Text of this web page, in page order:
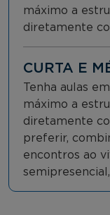
máximo a
diretamente
CURTA E
Tenha aulas
máximo a
diretamente
preferir,
encontros ao